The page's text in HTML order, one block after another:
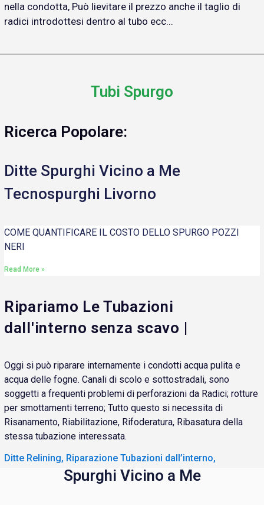
nella condotta, Può lievitare il prezzo anche il taglio di
radici introdottesi dentro al tubo ecc...
Tubi Spurgo
Ricerca Popolare:
Ditte Spurghi Vicino a Me
Tecnospurghi Livorno
COME QUANTIFICARE IL COSTO DELLO SPURGO POZZI
NERI
Read More »
Ripariamo Le Tubazioni
dall'interno senza scavo |
Oggi si può riparare internamente i condotti acqua pulita e
acqua delle fogne. Canali di scolo e sottostradali, sono
soggetti a frequenti problemi di perforazioni da Radici; rotture
per smottamenti terreno; Tutto questo si necessita di
Risanamento, Riabilitazione, Rifoderatura, Ribasatura della
stessa tubazione interessata.
Ditte Relining, Riparazione Tubazioni dall’interno,
Spurghi Vicino a Me